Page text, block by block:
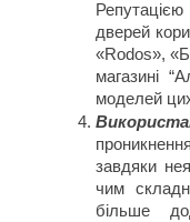
Репутацією
дверей
«Rodos»,
магазині
моделей
завдяки
чим
більше